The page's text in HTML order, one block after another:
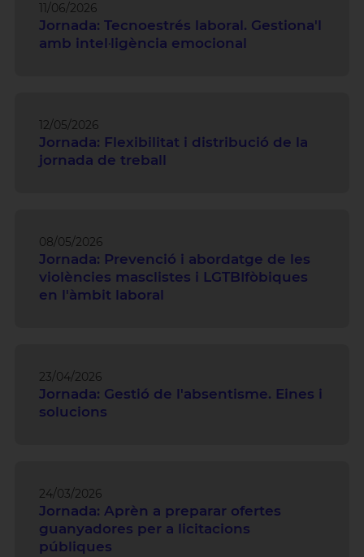
11/06/2026
Jornada: Tecnoestrés laboral. Gestiona'l
amb intel·ligència emocional
12/05/2026
Jornada: Flexibilitat i distribució de la
jornada de treball
08/05/2026
Jornada: Prevenció i abordatge de les
violències masclistes i LGTBIfòbiques
en l'àmbit laboral
23/04/2026
Jornada: Gestió de l'absentisme. Eines i
solucions
24/03/2026
Jornada: Aprèn a preparar ofertes
guanyadores per a licitacions
públiques